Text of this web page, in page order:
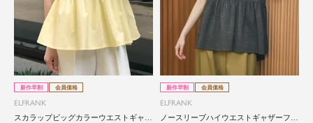
新作早割 会員価格
ELFRANK
スカラップビッグカラーウエストギャザ
新作早割 会員価格
ELFRANK
ノースリーブハイウエストギャザーフレ